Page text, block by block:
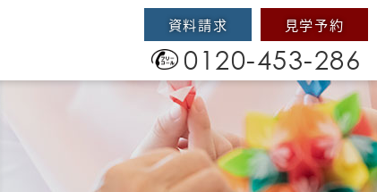
資料請求 見学予約
0120-453-286